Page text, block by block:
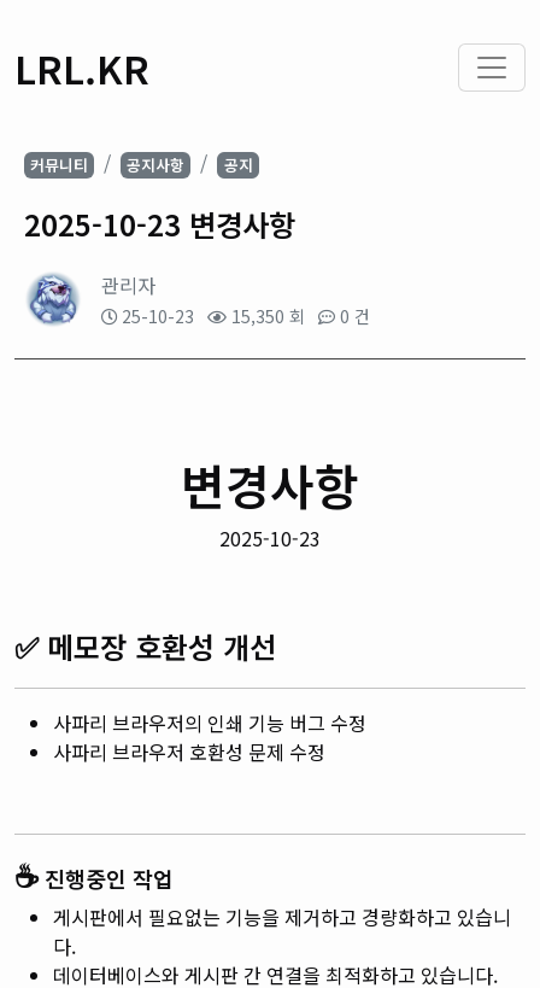
LRL.KR
커뮤니티 공지사항 공지
2025-10-23 변경사항
관리자
25-10-23 15,350 회 0 건
변경사항
2025-10-23
✅메모장 호환성 개선
사파리 브라우저의 인쇄 기능 버그 수정
사파리 브라우저 호환성 문제 수정
☕ 진행중인 작업
게시판에서 필요없는 기능을 제거하고 경량화하고 있습니
다.
데이터베이스와 게시판 간 연결을 최적화하고 있습니다.